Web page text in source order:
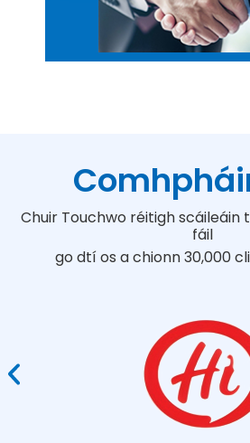
Chuir Touchwo réitigh scáileáin
fáil
go dtí os a chionn 30,000